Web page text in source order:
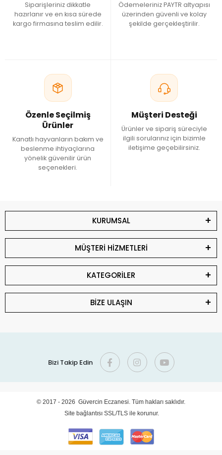
Siparişleriniz dikkatle
hazırlanır ve en kısa sürede
kargo firmasına teslim edilir.
Ödemeleriniz PAYTR altyapısı
üzerinden güvenli ve kolay
şekilde gerçekleştirilir.
Özenle Seçilmiş
Ürünler
Kanatlı hayvanların bakım ve
beslenme ihtiyaçlarına
yönelik güvenilir ürün
seçenekleri.
Müşteri Desteği
Ürünler ve sipariş süreciyle
ilgili sorularınız için bizimle
iletişime geçebilirsiniz.
KURUMSAL
MÜŞTERİ HİZMETLERİ
KATEGORİLER
BİZE ULAŞIN
Bizi Takip Edin
© 2017 - 2026 Güvercin Eczanesi. Tüm hakları saklıdır.
Site bağlantısı SSL/TLS ile korunur.